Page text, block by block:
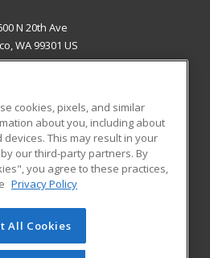
N 20th Ave
WA 99301 US
RESOURCES
Student Blog
of Cengage Learning. All rights
this site cannot be reproduced or
cookies, pixels, and similar
about you, including about
This may result in your
our third-party partners. By
you agree to these practices,
Privacy Policy
All Cookies